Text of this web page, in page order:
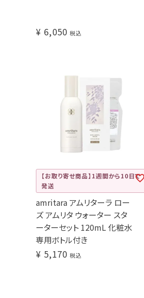
¥ 6,050 税込
【お取り寄せ商品】1週間から10日で
発送
amritara アムリターラ ロー
ズ アムリタ ウォーター スタ
ーターセット 120mL 化粧水
専用ボトル付き
¥ 5,170 税込